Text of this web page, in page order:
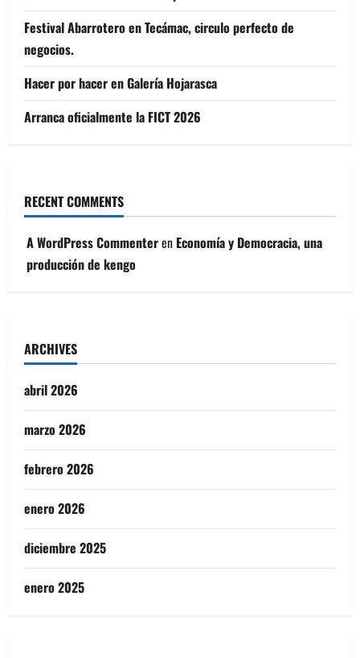
Festival Abarrotero en Tecámac, circulo perfecto de
negocios.
Hacer por hacer en Galería Hojarasca
Arranca oficialmente la FICT 2026
RECENT COMMENTS
A WordPress Commenteren Economía y Democracia, una
producción de kengo
ARCHIVES
abril 2026
marzo 2026
febrero 2026
enero 2026
diciembre 2025
enero 2025